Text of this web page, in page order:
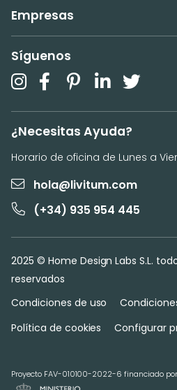
Empresas
Síguenos
¿Necesitas Ayuda?
Horario de oficina de Lunes a
hola@livitum.com
(+34) 935 954 445
2025 © Home Design Labs S.L.
reservados
Condiciones de uso
Política de cookies
Configurar
Proyecto FAV-010100-2022-6 financiado